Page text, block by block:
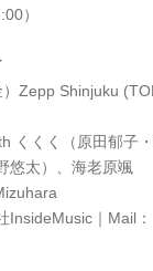
）
Zepp Shinjuku
くくく（原⽥郁⼦
悠太）、海⽼原颯
InsideMusic｜Mail：